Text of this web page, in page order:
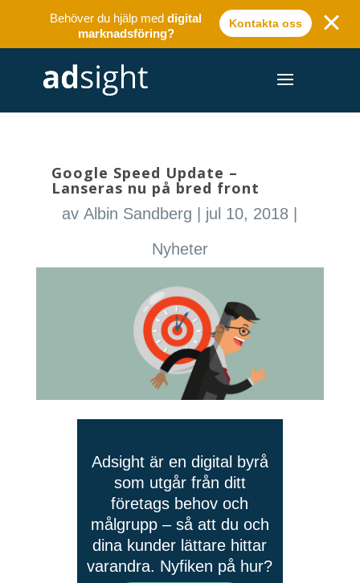
Behöver du hjälp meddigital
marknadsföring?
Kontakta oss
Google Speed Update –
Lanseras nu på bred front
avAlbin Sandberg jul 10, 2018
Nyheter
Adsight är en digital byrå
som utgår från ditt
företags behov och
målgrupp – så att du och
dina kunder lättare hittar
varandra. Nyfiken på hur?